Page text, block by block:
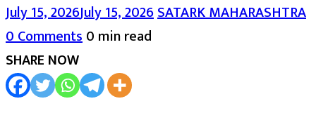
July 15, 2026July 15, 2026SATARK MAHARASHTRA
0 Comments0 min read
SHARE NOW